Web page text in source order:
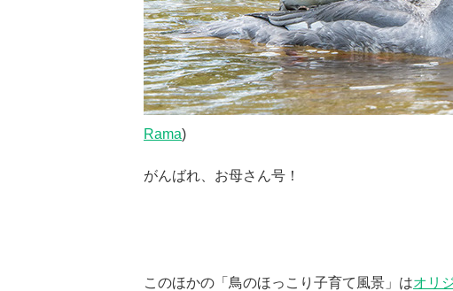
Rama)
がんばれ、お母さん号！
このほかの「鳥のほっこり子育て風景」はオリ